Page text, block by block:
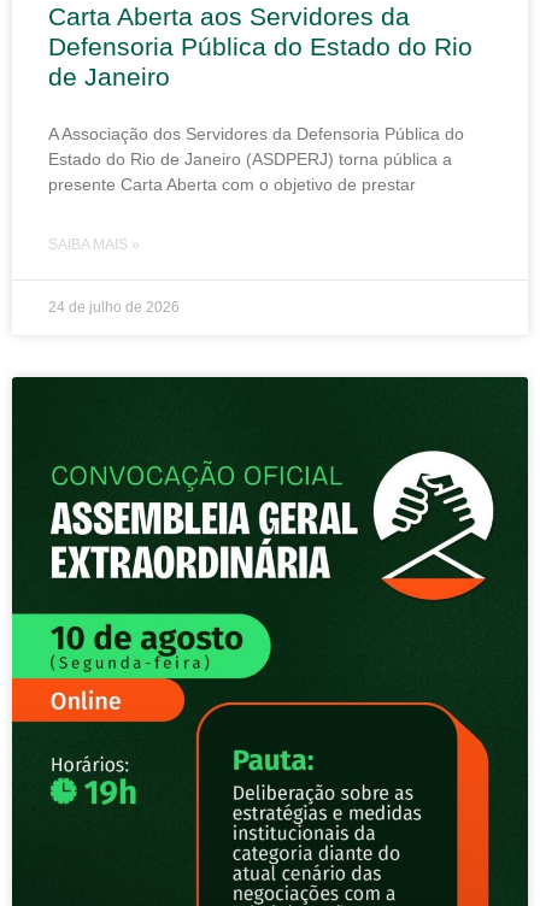
Carta Aberta aos Servidores da
Defensoria Pública do Estado do Rio
de Janeiro
A Associação dos Servidores da Defensoria Pública do
Estado do Rio de Janeiro (ASDPERJ) torna pública a
presente Carta Aberta com o objetivo de prestar
SAIBA MAIS »
24 de julho de 2026